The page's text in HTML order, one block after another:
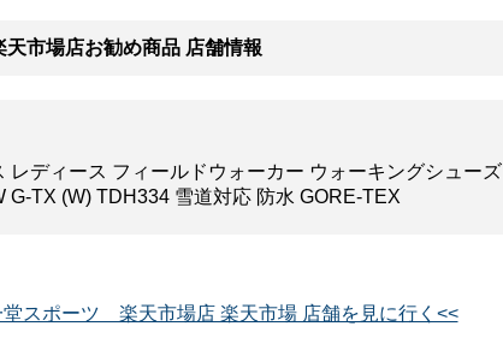
市場店お勧め商品 店舗情報
レディース フィールドウォーカー ウォーキングシューズ
G-TX (W) TDH334 雪道対応 防水 GORE-TEX
堂スポーツ 楽天市場店 楽天市場 店舗を見に行く<<